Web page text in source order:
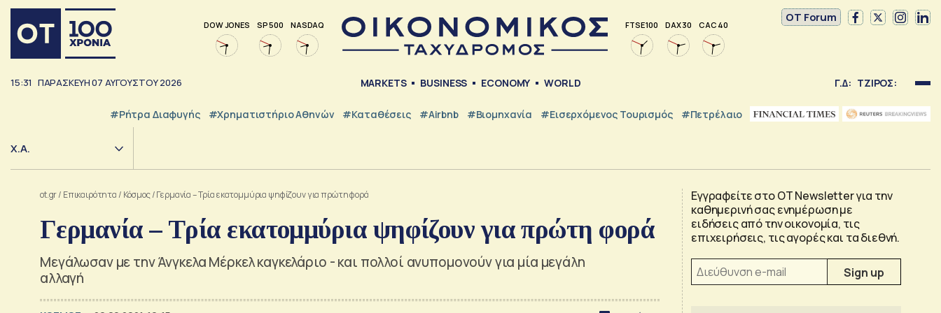
DOW JONES SP 500 NASDAQ FTSE 100 DAX 30 CAC 40
OT Forum
15:31 ΠΑΡΑΣΚΕΥΗ07 ΑΥΓΟΥΣΤΟΥ2026 MARKETS BUSINESS ECONOMY WORLD Γ.Δ: ΤΖΙΡΟΣ:
#ρήτρα Διαφυγής #Χρηματιστήριο Αθηνών #Καταθέσεις #Airbnb #Βιομηχανία #εισερχόμενος Τουρισμός #Πετρέλαιο
Χ.Α.
ot.gr/ Επικαιρότητα / Κόσμος/Γερμανία – Τρία εκατομμύρια ψηφίζουν για πρώτη φορά
Γερμανία – Τρία εκατομμύρια ψηφίζουν για πρώτη φορά
Μεγάλωσαν με την Άνγκελα Μέρκελ καγκελάριο - και πολλοί ανυπομονούν για μία μεγάλη
αλλαγή
Εγγραφείτε στο OT Newsletter για την
καθημερινή σας ενημέρωση με
ειδήσεις από την οικονομία, τις
επιχειρήσεις, τις αγορές και τα διεθνή.